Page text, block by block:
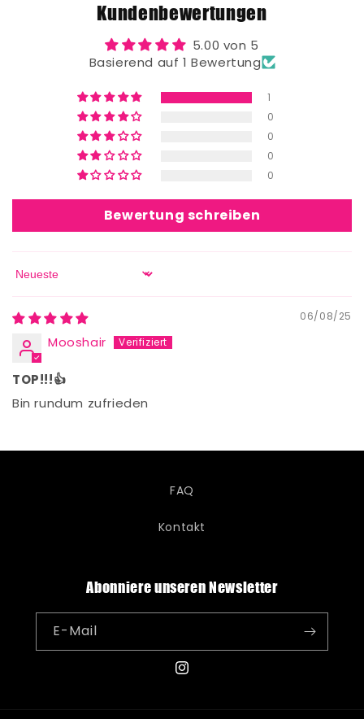
Kundenbewertungen
5.00 von 5
Basierend auf 1 Bewertung
1
0
0
0
0
Bewertung schreiben
Sort by
06/08/25
Mooshair
TOP!!!👍
Bin rundum zufrieden
FAQ
Kontakt
Abonniere unseren Newsletter
E-Mail
Instagram